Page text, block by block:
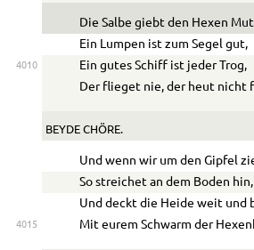
Die Salbe giebt den Hexen
Ein Lumpen ist zum Segel gut,
4010
Ein gutes Schiff ist jeder Trog,
Der flieget nie, der heut nicht
BEYDE CHÖRE.
Und wenn wir um den Gipfel
So streichet an dem Boden hin,
Und deckt die Heide weit und
4015 Mit eurem Schwarm der